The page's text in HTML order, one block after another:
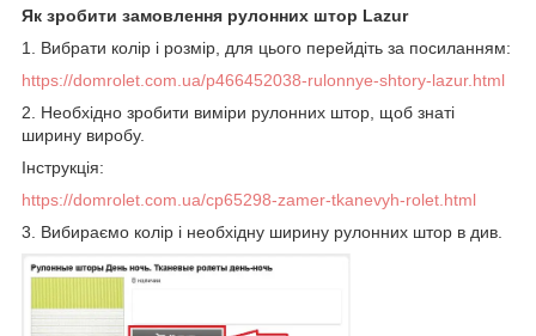
Як зробити замовлення рулонних штор Lazur
1. Вибрати колір і розмір, для цього перейдіть за посиланням:
https://domrolet.com.ua/p466452038-rulonnye-shtory-lazur.html
2. Необхідно зробити виміри рулонних штор, щоб знаті
ширину виробу.
Інструкція:
https://domrolet.com.ua/cp65298-zamer-tkanevyh-rolet.html
3. Вибираємо колір і необхідну ширину рулонних штор в див.